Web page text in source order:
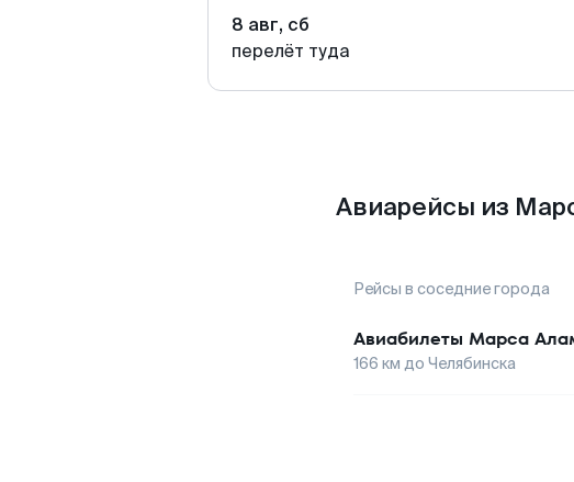
8 авг, сб
перелёт туда
Авиарейсы из
Рейсы в соседние города
Авиабилеты Марса
166 км до Челябинска